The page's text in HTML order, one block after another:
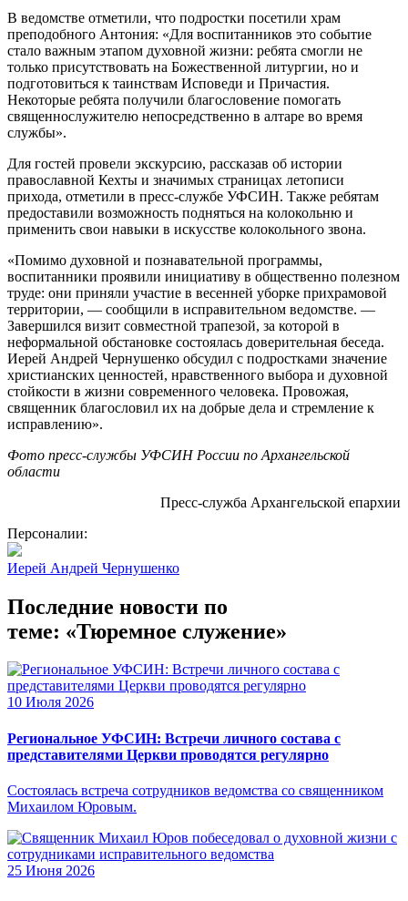
В ведомстве отметили, что подростки посетили храм
преподобного Антония: «Для воспитанников это событие
стало важным этапом духовной жизни: ребята смогли не
только присутствовать на Божественной литургии, но и
подготовиться к таинствам Исповеди и Причастия.
Некоторые ребята получили благословение помогать
священнослужителю непосредственно в алтаре во время
службы».
Для гостей провели экскурсию, рассказав об истории
православной Кехты и значимых страницах летописи
прихода, отметили в пресс-службе УФСИН. Также ребятам
предоставили возможность подняться на колокольню и
применить свои навыки в искусстве колокольного звона.
«Помимо духовной и познавательной программы,
воспитанники проявили инициативу в общественно полезном
труде: они приняли участие в весенней уборке прихрамовой
территории, — сообщили в исправительном ведомстве. —
Завершился визит совместной трапезой, за которой в
неформальной обстановке состоялась доверительная беседа.
Иерей Андрей Чернушенко обсудил с подростками значение
христианских ценностей, нравственного выбора и духовной
стойкости в жизни современного человека. Провожая,
священник благословил их на добрые дела и стремление к
исправлению».
Фото пресс-службы УФСИН России по Архангельской
области
Пресс-служба Архангельской епархии
Персоналии:
Иерей Андрей Чернушенко
Последние новости по
теме: «Тюремное служение»
10 Июля 2026
Региональное УФСИН: Встречи личного состава с
представителями Церкви проводятся регулярно
Состоялась встреча сотрудников ведомства со священником
Михаилом Юровым.
25 Июня 2026